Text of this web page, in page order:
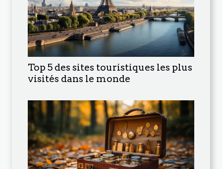
Top 5 des sites touristiques les plus
visités dans le monde